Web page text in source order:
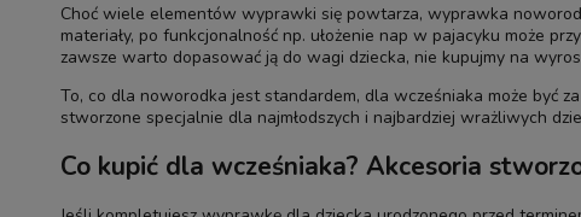
Choć wiele elementów wyprawki się powtarza, wyprawka
materiały, po funkcjonalność np. ułożenie nap w pajacyku może
zawsze warto dopasować ją do wagi dziecka, nie kupujmy na
To, co dla noworodka jest standardem, dla wcześniaka może być
stworzone specjalnie dla najmłodszych i najbardziej wrażliwych
Co kupić dla wcześniaka? Akcesoria